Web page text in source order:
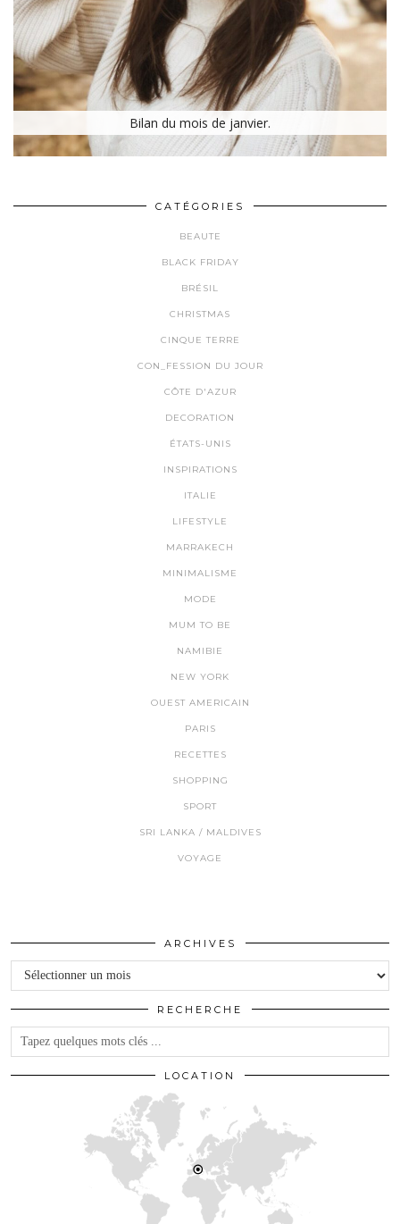
Bilan du mois de janvier.
CATÉGORIES
BEAUTE
BLACK FRIDAY
BRÉSIL
CHRISTMAS
CINQUE TERRE
CON_FESSION DU JOUR
CÔTE D'AZUR
DECORATION
ÉTATS-UNIS
INSPIRATIONS
ITALIE
LIFESTYLE
MARRAKECH
MINIMALISME
MODE
MUM TO BE
NAMIBIE
NEW YORK
OUEST AMERICAIN
PARIS
RECETTES
SHOPPING
SPORT
SRI LANKA / MALDIVES
VOYAGE
ARCHIVES
Archives
RECHERCHE
LOCATION